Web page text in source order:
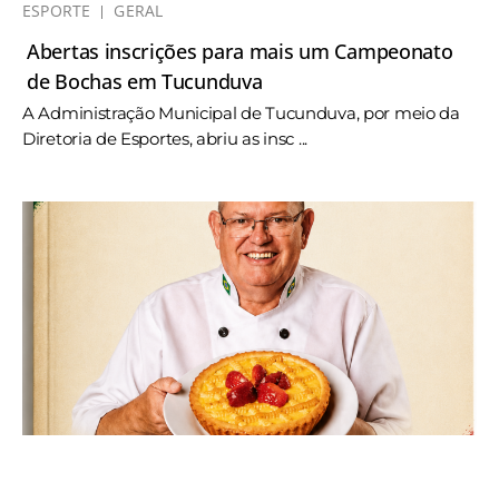
ESPORTE GERAL
Abertas inscrições para mais um Campeonato
de Bochas em Tucunduva
A Administração Municipal de Tucunduva, por meio da
Diretoria de Esportes, abriu as insc ...